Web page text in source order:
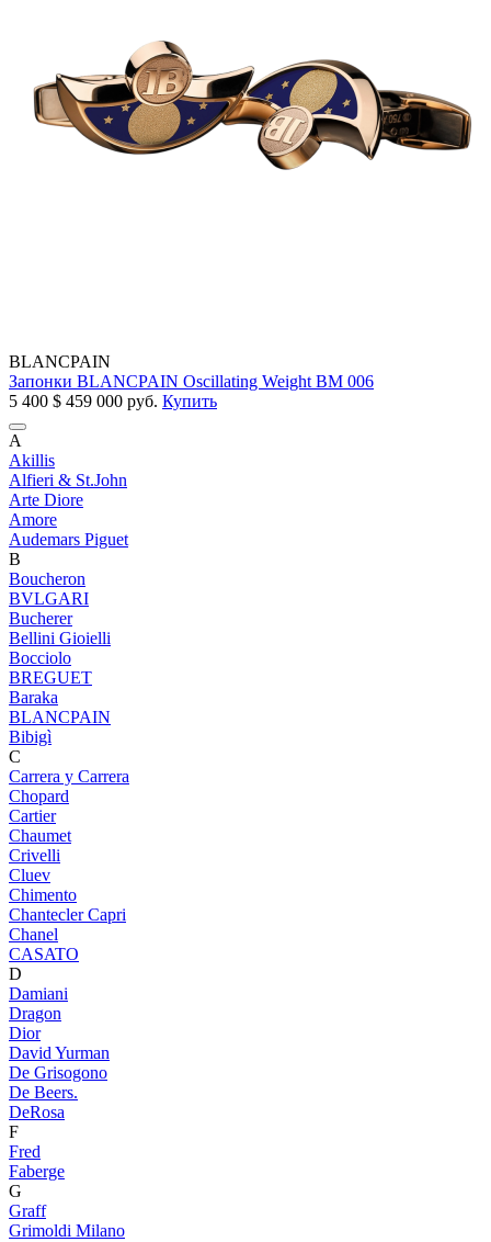
BLANCPAIN
Запонки BLANCPAIN Oscillating Weight BM 006
5 400 $ 459 000 руб. Купить
A
Akillis
Alfieri & St.John
Arte Diore
Amore
Audemars Piguet
B
Boucheron
BVLGARI
Bucherer
Bellini Gioielli
Bocciolo
BREGUET
Baraka
BLANCPAIN
Bibigì
C
Carrera y Carrera
Chopard
Cartier
Chaumet
Crivelli
Cluev
Chimento
Chantecler Capri
Chanel
CASATO
D
Damiani
Dragon
Dior
David Yurman
De Grisogono
De Beers.
DeRosa
F
Fred
Faberge
G
Graff
Grimoldi Milano